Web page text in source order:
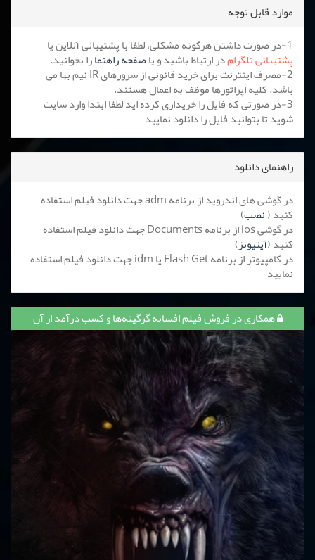
موارد قابل توجه
1-در صورت داشتن هرگونه مشکلی، لطفا با پشتیبانی آنلاین یا
پشتیبانی تلگرامدر ارتباط باشید و یاصفحه راهنمارا بخوانید.
2-مصرف اینترنت برای خرید قانونی از سرورهای IR نیم بها می
باشد. کلیه اپراتورها موظف به اعمال هستند.
3-در صورتی که فایل را خریداری کرده اید لطفا ابتدا وارد سایت
شوید تا بتوانید فایل را دانلود نمایید
راهنمای دانلود
در گوشی های اندروید از برنامه adm جهت دانلود فیلم استفاده
کنید (نصب)
در گوشی ios از برنامه Documents جهت دانلود فیلم استفاده
کنید (آیتیونز)
در کامپیوتر از برنامه Flash Get یا idm جهت دانلود فیلم استفاده
نمایید
همکاری در فروش فیلم افسانه گرگینه‌ها و کسب درآمد از آن